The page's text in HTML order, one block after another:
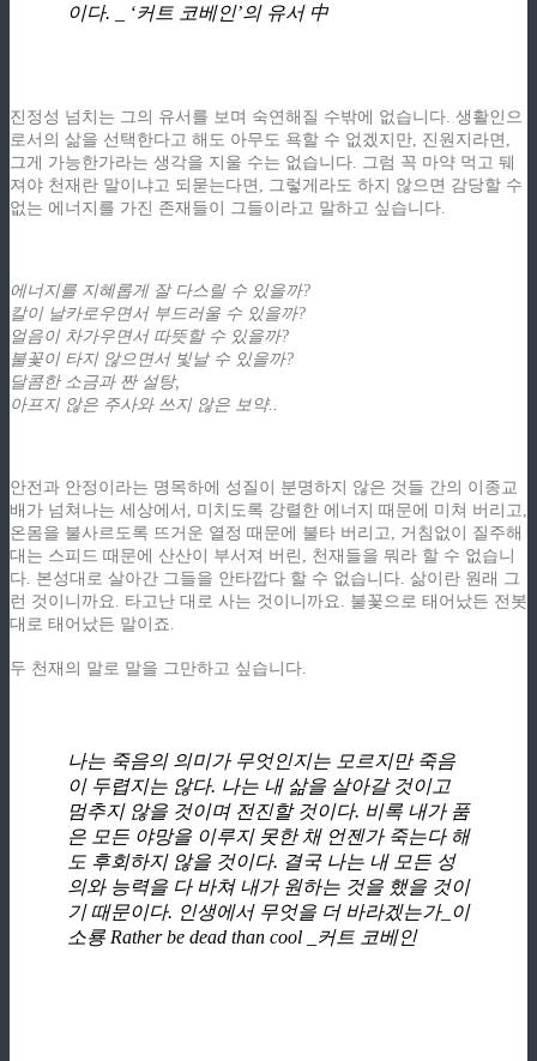
이다. _ ‘커트 코베인’의 유서 中
진정성 넘치는 그의 유서를 보며 숙연해질 수밖에 없습니다. 생활인으
로서의 삶을 선택한다고 해도 아무도 욕할 수 없겠지만, 진원지라면,
그게 가능한가라는 생각을 지울 수는 없습니다. 그럼 꼭 마약 먹고 뒈
져야 천재란 말이냐고 되묻는다면, 그렇게라도 하지 않으면 감당할 수
없는 에너지를 가진 존재들이 그들이라고 말하고 싶습니다.
에너지를 지혜롭게 잘 다스릴 수 있을까?
칼이 날카로우면서 부드러울 수 있을까?
얼음이 차가우면서 따뜻할 수 있을까?
불꽃이 타지 않으면서 빛날 수 있을까?
달콤한 소금과 짠 설탕,
아프지 않은 주사와 쓰지 않은 보약..
안전과 안정이라는 명목하에 성질이 분명하지 않은 것들 간의 이종교
배가 넘쳐나는 세상에서, 미치도록 강렬한 에너지 때문에 미쳐 버리고,
온몸을 불사르도록 뜨거운 열정 때문에 불타 버리고, 거침없이 질주해
대는 스피드 때문에 산산이 부서져 버린, 천재들을 뭐라 할 수 없습니
다. 본성대로 살아간 그들을 안타깝다 할 수 없습니다. 삶이란 원래 그
런 것이니까요. 타고난 대로 사는 것이니까요. 불꽃으로 태어났든 전봇
대로 태어났든 말이죠.
두 천재의 말로 말을 그만하고 싶습니다.
나는 죽음의 의미가 무엇인지는 모르지만 죽음
이 두렵지는 않다. 나는 내 삶을 살아갈 것이고
멈추지 않을 것이며 전진할 것이다. 비록 내가 품
은 모든 야망을 이루지 못한 채 언젠가 죽는다 해
도 후회하지 않을 것이다. 결국 나는 내 모든 성
의와 능력을 다 바쳐 내가 원하는 것을 했을 것이
기 때문이다. 인생에서 무엇을 더 바라겠는가_이
소룡 Rather be dead than cool _커트 코베인